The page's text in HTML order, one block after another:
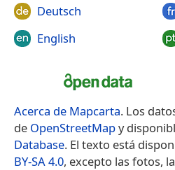
Deutsch
English
Acerca de Mapcarta. Los
de OpenStreetMapy
Database. El texto está
BY-SA 4.0, excepto las fotos,